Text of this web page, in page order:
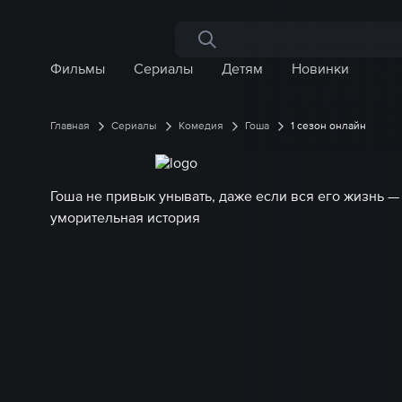
Поиск по сайту
Фильмы
Сериалы Детям Новинки
Главная Сериалы Комедия Гоша 1 сезон онлайн
Гоша не привык унывать, даже если вся его жизнь —
уморительная история